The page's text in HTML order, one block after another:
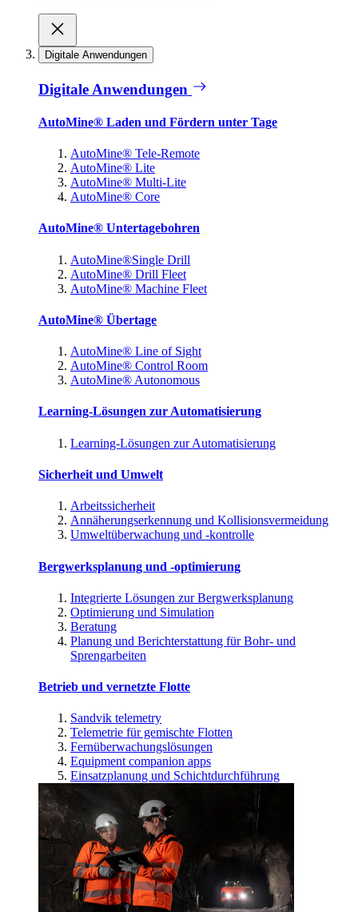
Digitale Anwendungen
Digitale Anwendungen
AutoMine® Laden und Fördern unter Tage
AutoMine® Tele-Remote
AutoMine® Lite
AutoMine® Multi-Lite
AutoMine® Core
AutoMine® Untertagebohren
AutoMine®Single Drill
AutoMine® Drill Fleet
AutoMine® Machine Fleet
AutoMine® Übertage
AutoMine® Line of Sight
AutoMine® Control Room
AutoMine® Autonomous
Learning-Lösungen zur Automatisierung
Learning-Lösungen zur Automatisierung
Sicherheit und Umwelt
Arbeitssicherheit
Annäherungserkennung und Kollisionsvermeidung
Umweltüberwachung und -kontrolle
Bergwerksplanung und -optimierung
Integrierte Lösungen zur Bergwerksplanung
Optimierung und Simulation
Beratung
Planung und Berichterstattung für Bohr- und
Sprengarbeiten
Betrieb und vernetzte Flotte
Sandvik telemetry
Telemetrie für gemischte Flotten
Fernüberwachungslösungen
Equipment companion apps
Einsatzplanung und Schichtdurchführung